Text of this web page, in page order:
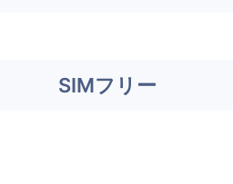
SIMフリー